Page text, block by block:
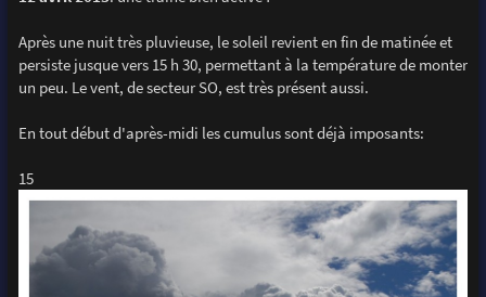
s
e
Après une nuit très pluvieuse, le soleil revient en fin de matinée et
persiste jusque vers 15 h 30, permettant à la température de monter
un peu. Le vent, de secteur SO, est très présent aussi.
En tout début d'après-midi les cumulus sont déjà imposants:
15